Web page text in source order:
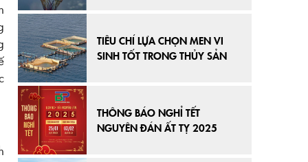
TIÊU CHÍ LỰA CHỌN MEN VI
SINH TỐT TRONG THỦY SẢN
THÔNG BÁO NGHỈ TẾT
NGUYÊN ĐÁN ẤT TỴ 2025